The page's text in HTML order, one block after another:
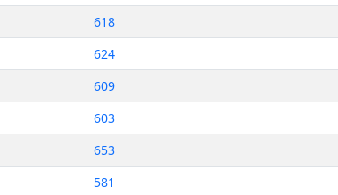
618
624
609
603
653
581